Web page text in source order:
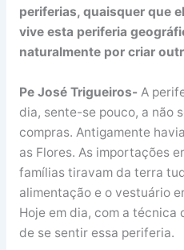
periferias, quaisquer que
vive esta periferia
naturalmente por criar
Pe José Trigueiros-A
dia, sente-se pouco, a não
compras. Antigamente
as Flores. As importações
famílias tiravam da terra
alimentação e o vestuário
Hoje em dia, com a técnica
de se sentir essa periferia.